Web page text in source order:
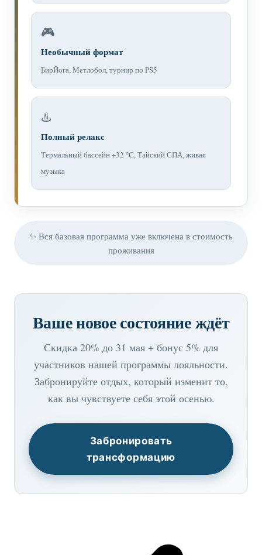
🎮
Необычный формат
БирЙога, Метлобол, турнир по PS5
♨️
Полный релакс
Термальный бассейн +32 °C, Тайский СПА, живая
музыка
✨ Вся базовая программа уже включена в стоимость
проживания
Ваше новое состояние ждёт
Скидка 20% до 31 мая + бонус 5% для
участников нашей программы лояльности.
Забронируйте отдых, который изменит то,
как вы чувствуете себя этой осенью.
Забронировать
трансформацию